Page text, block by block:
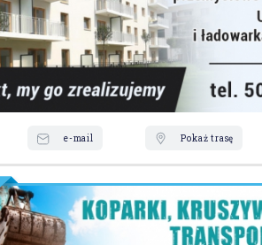
e-mail Pokaż trasę